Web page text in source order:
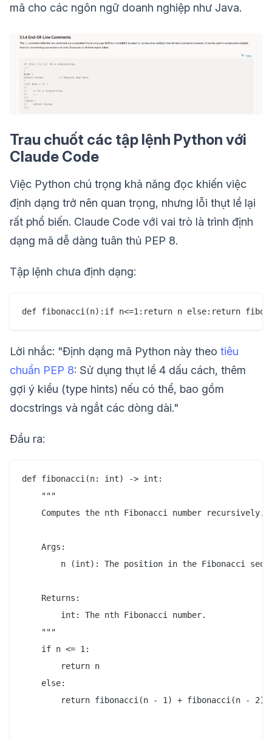
mã cho các ngôn ngữ doanh nghiệp như Java.
Trau chuốt các tập lệnh Python với
Claude Code
Việc Python chú trọng khả năng đọc khiến việc
định dạng trở nên quan trọng, nhưng lỗi thụt lề lại
rất phổ biến. Claude Code với vai trò là trình định
dạng mã dễ dàng tuân thủ PEP 8.
Tập lệnh chưa định dạng:
Lời nhắc: "Định dạng mã Python này theo tiêu
chuẩn PEP 8: Sử dụng thụt lề 4 dấu cách, thêm
gợi ý kiểu (type hints) nếu có thể, bao gồm
docstrings và ngắt các dòng dài."
Đầu ra:
def fibonacci(n: int) -> int:
    """
    Computes the nth Fibonacci number recursively.
    Args:
n (int): The position in the Fibonacci
    Returns:
        int: The nth Fibonacci number.
    """
    if n <= 1:
        return n
    else:
        return fibonacci(n - 1) + fibonacci(n - 2)